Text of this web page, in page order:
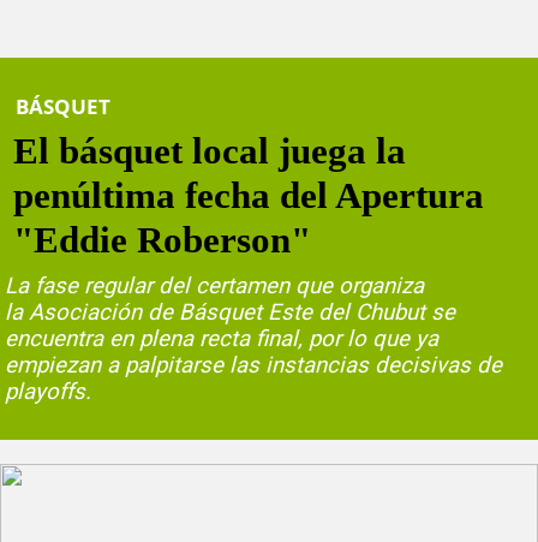
BÁSQUET
El básquet local juega la
penúltima fecha del Apertura
"Eddie Roberson"
La fase regular del certamen que organiza
la Asociación de Básquet Este del Chubut se
encuentra en plena recta final, por lo que ya
empiezan a palpitarse las instancias decisivas de
playoffs.